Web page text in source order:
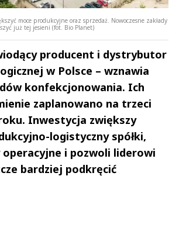
moce produkcyjne oraz sprzedaż. Nowoczesne zakłady
już tej jesieni (fot. Bio Planet)
producent i dystrybutor
w Polsce – wznawia
konfekcjonowania. Ich
zaplanowano na trzeci
Inwestycja zwiększy
logistyczny spółki,
i pozwoli liderowi
bardziej podkręcić